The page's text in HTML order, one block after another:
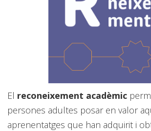
El reconeixement acadèmic
persones adultes posar en valor
aprenentatges que han adquirit i